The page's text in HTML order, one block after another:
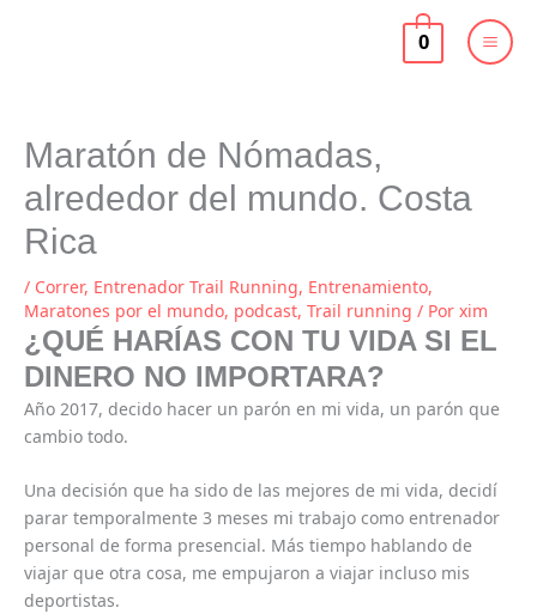
0
Maratón de Nómadas,
alrededor del mundo. Costa
Rica
/ Correr, Entrenador Trail Running, Entrenamiento,
Maratones por el mundo, podcast, Trail running / Por xim
¿QUÉ HARÍAS CON TU VIDA SI EL
DINERO NO IMPORTARA?
Año 2017, decido hacer un parón en mi vida, un parón que
cambio todo.
Una decisión que ha sido de las mejores de mi vida, decidí
parar temporalmente 3 meses mi trabajo como entrenador
personal de forma presencial. Más tiempo hablando de
viajar que otra cosa, me empujaron a viajar incluso mis
deportistas.